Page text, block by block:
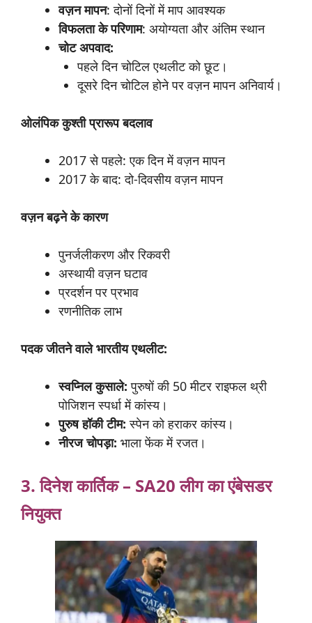
वज़नमापन: दोनों दिनों में माप आवश्यक
विफलताकेपरिणाम: अयोग्यता और अंतिम स्थान
चोटअपवाद:
पहले दिन चोटिल एथलीट को छूट।
दूसरे दिन चोटिल होने पर वज़न मापन अनिवार्य।
ओलंपिककुश्तीप्रारूपबदलाव
2017 से पहले: एक दिन में वज़न मापन
2017 के बाद: दो-दिवसीय वज़न मापन
वज़नबढ़नेकेकारण
पुनर्जलीकरण और रिकवरी
अस्थायी वज़न घटाव
प्रदर्शन पर प्रभाव
रणनीतिक लाभ
पदकजीतनेवालेभारतीयएथलीट:
स्वप्निलकुसाले: पुरुषों की 50 मीटर राइफल थ्री
पोजिशन स्पर्धा में कांस्य।
पुरुषहॉकीटीम: स्पेन को हराकर कांस्य।
नीरजचोपड़ा: भाला फेंक में रजत।
3. दिनेशकार्तिक – SA20लीगका एंबेसडर
नियुक्त